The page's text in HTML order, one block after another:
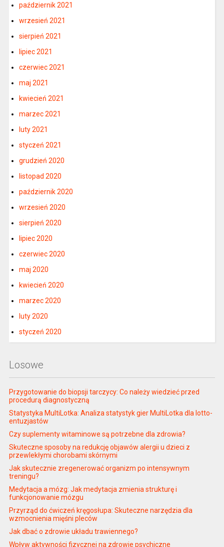
październik 2021
wrzesień 2021
sierpień 2021
lipiec 2021
czerwiec 2021
maj 2021
kwiecień 2021
marzec 2021
luty 2021
styczeń 2021
grudzień 2020
listopad 2020
październik 2020
wrzesień 2020
sierpień 2020
lipiec 2020
czerwiec 2020
maj 2020
kwiecień 2020
marzec 2020
luty 2020
styczeń 2020
Losowe
Przygotowanie do biopsji tarczycy: Co należy wiedzieć przed
procedurą diagnostyczną
Statystyka MultiLotka: Analiza statystyk gier MultiLotka dla lotto-
entuzjastów
Czy suplementy witaminowe są potrzebne dla zdrowia?
Skuteczne sposoby na redukcję objawów alergii u dzieci z
przewlekłymi chorobami skórnymi
Jak skutecznie zregenerować organizm po intensywnym
treningu?
Medytacja a mózg: Jak medytacja zmienia strukturę i
funkcjonowanie mózgu
Przyrząd do ćwiczeń kręgosłupa: Skuteczne narzędzia dla
wzmocnienia mięśni pleców
Jak dbać o zdrowie układu trawiennego?
Wpływ aktywności fizycznej na zdrowie psychiczne